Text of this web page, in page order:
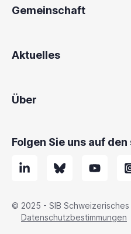
Gemeinschaft
Aktuelles
Über
Folgen Sie uns auf
© 2025 - SIB
Datenschutzbestimmungen